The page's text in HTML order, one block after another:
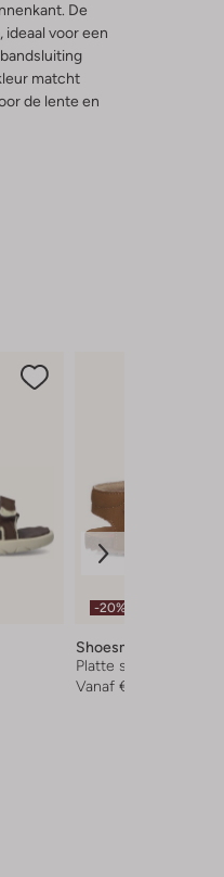
De
voor een
matcht
de lente en
-20%
Shoesme
Platte sandalen
Vanaf € 55,99